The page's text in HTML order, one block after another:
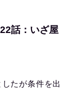
話：いざ屋
たが条件を出